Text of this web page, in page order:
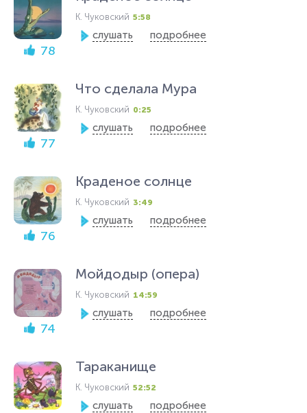
78
К. Чуковский 5:58
слушать подробнее
77
Что сделала Мура
К. Чуковский 0:25
слушать подробнее
76
Краденое солнце
К. Чуковский 3:49
слушать подробнее
74
Мойдодыр (опера)
К. Чуковский 14:59
слушать подробнее
Тараканище
К. Чуковский 52:52
слушать подробнее